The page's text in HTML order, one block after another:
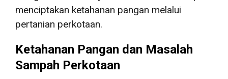
menciptakan ketahanan pangan melalui
pertanian perkotaan.
Ketahanan Pangan dan Masalah
Sampah Perkotaan